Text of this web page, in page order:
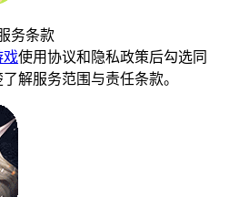
务条款
戏使用协议和隐私政策后勾选同
解服务范围与责任条款。